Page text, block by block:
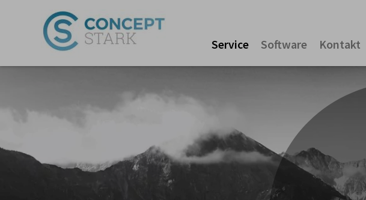
Service Software Kontakt